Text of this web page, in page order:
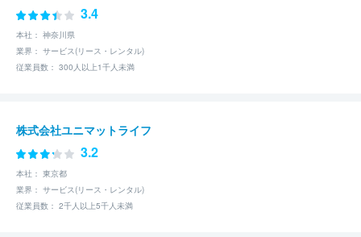
3.4
本社： 神奈川県
業界： サービス(リース・レンタル)
従業員数： 300人以上1千人未満
株式会社ユニマットライフ
3.2
本社： 東京都
業界： サービス(リース・レンタル)
従業員数： 2千人以上5千人未満